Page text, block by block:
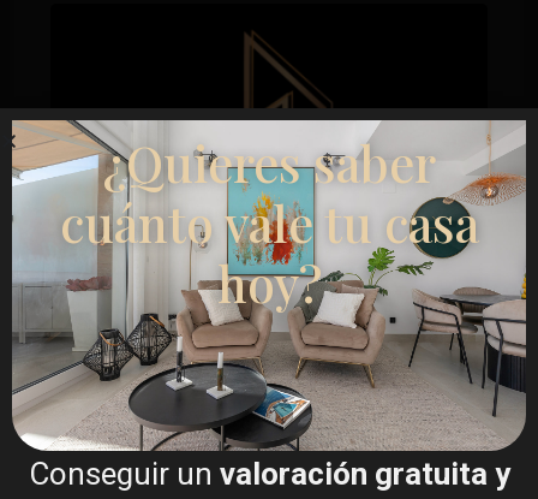
Esentya Estate
Agente inmobiliario
+34601614830
info@esentyaestate.com
Contáctame
¿Quieres saber
cuánto vale tu casa
hoy?
Conseguir un valoración gratuita y